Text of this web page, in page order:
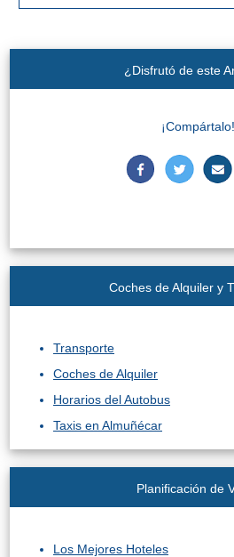
¿Disfrutó de este
¡Compártalo!
Coches de Alquiler y
Transporte
Coches de Alquiler
Horarios del Autobus
Taxis en Almuñécar
Planificación de
Los Mejores Hoteles